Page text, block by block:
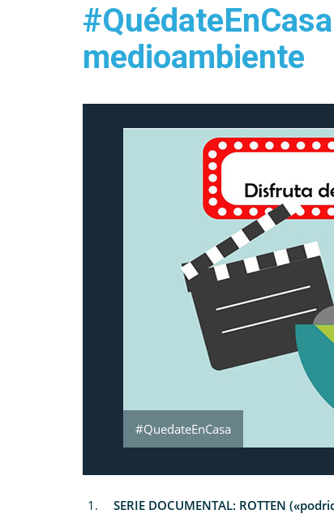
medioambiente
#QuedateEnCasa
SERIE DOCUMENTAL: ROTTEN